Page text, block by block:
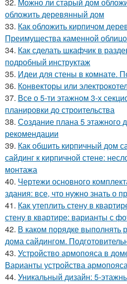
обложить деревянный дом
33. Как обложить кирпичом
Преимущества каменной
34. Как сделать шкафчик в
подробный инструктаж
35. Идеи для стены в комнате.
36. Конвекторы или
37. Все о 5-ти этажном 3-х
планировки до строительства
38. Создание плана 5 этажного
рекомендации
39. Как обшить кирпичный дом
сайдинг к кирпичной стене:
монтажа
40. Чертежи основного
здания: все, что нужно знать о
41. Как утеплить стену в
стену в квартире: варианты с
42. В каком порядке выполнять
дома сайдингом.
43. Устройство армопояса в
Варианты устройства
44. Уникальный дизайн: 5-